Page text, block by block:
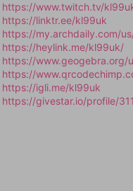
https://www.twitch.tv/
https://linktr.ee/kl99uk
https://my.archdaily.com/
https://heylink.me/kl99uk/
https://www.geogebra.org/
https://
https://igli.me/kl99uk
https://givestar.io/profile/